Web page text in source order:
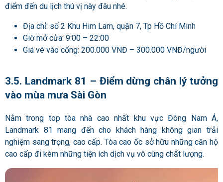
điểm đến du lịch thú vị này đâu nhé.
Địa chỉ: số 2 Khu Him Lam, quận 7, Tp Hồ Chí Minh
Giờ mở cửa: 9:00 – 22:00
Giá vé vào cổng: 200.000 VNĐ – 300.000 VNĐ/người
3.5. Landmark 81 – Điểm dừng chân lý tưởng
vào mùa mưa Sài Gòn
Nằm trong top tòa nhà cao nhất khu vực Đông Nam Á,
Landmark 81 mang đến cho khách hàng không gian trải
nghiệm sang trọng, cao cấp. Tòa cao ốc sở hữu những căn hộ
cao cấp đi kèm những tiện ích dịch vụ vô cùng chất lượng.